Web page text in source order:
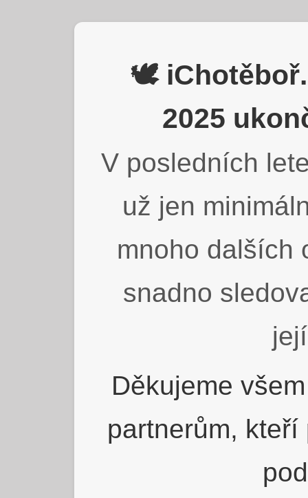
🕊️
2025
V posledních
už jen
mnoho dalších
snadno
Děkujeme
partnerům,